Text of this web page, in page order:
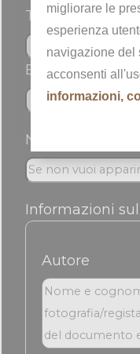
Telefono
Email *
Nickname
Informazioni
Autore
migliorare le
esperienza
navigazione del
acconsenti
informazioni,